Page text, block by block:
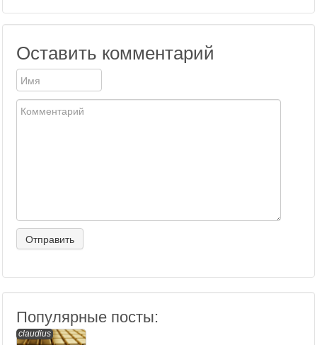
Видеотоп
Оставить комментарий
Популярные посты:
claudius